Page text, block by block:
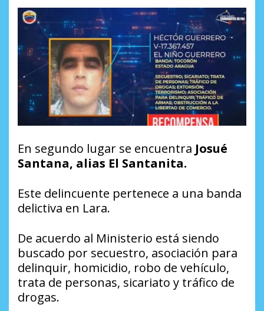
En segundo lugar se encuentra Josué
Santana, alias El Santanita.
Este delincuente pertenece a una banda
delictiva en Lara.
De acuerdo al Ministerio está siendo
buscado por secuestro, asociación para
delinquir, homicidio, robo de vehículo,
trata de personas, sicariato y tráfico de
drogas.